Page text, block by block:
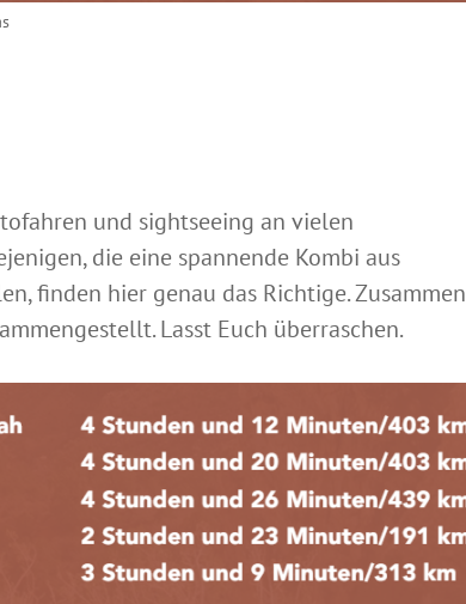
und sightseeing an vielen
die eine spannende Kombi aus
finden hier genau das Richtige. Zusammen
Lasst Euch überraschen.